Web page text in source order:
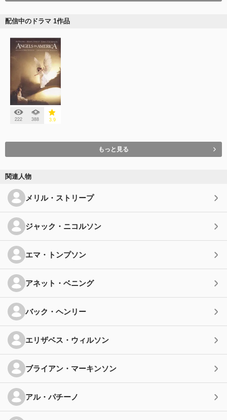
配信中のドラマ 1作品
222 388 3.9
もっと見る
関連人物
メリル・ストリープ
ジャック・ニコルソン
エマ・トンプソン
アネット・ベニング
バック・ヘンリー
エリザベス・ウィルソン
ブライアン・マーキンソン
アル・パチーノ